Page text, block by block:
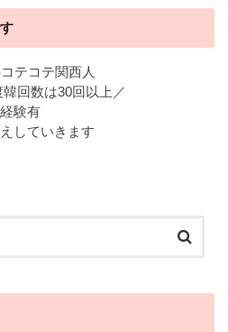
テコテ関西人
回数は30回以上／
験有
していきます